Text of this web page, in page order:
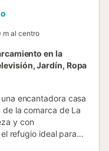
m al centro
en la
Jardín, Ropa
encantadora casa
de la comarca de La
y con
refugio ideal para